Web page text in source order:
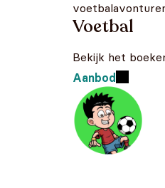
Voetbal
Bekijk het
Aanbod